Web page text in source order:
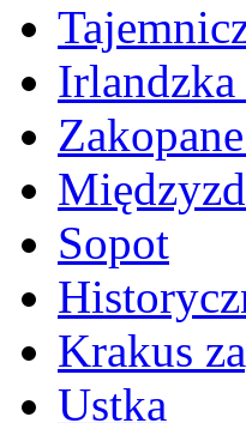
Irlandzka
Sopot
Krakus
Ustka